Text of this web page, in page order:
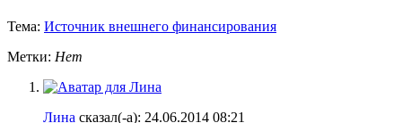
Тема: Источник внешнего финансирования
Метки: Нет
Лина сказал(-а): 24.06.2014 08:21